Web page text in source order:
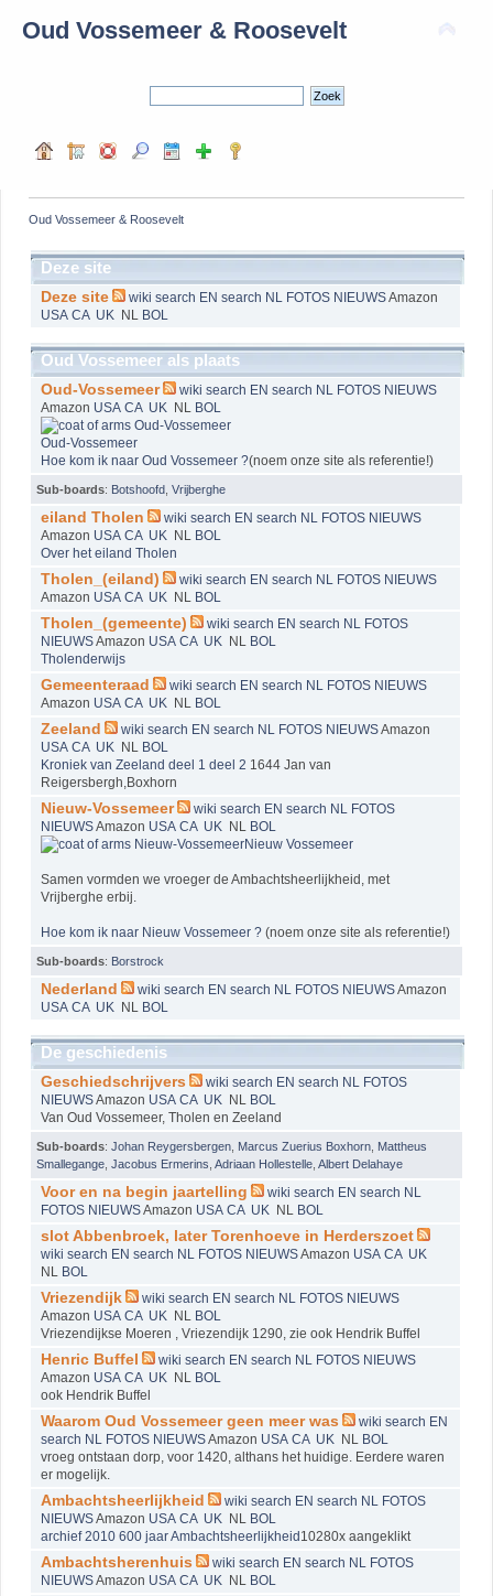
Oud Vossemeer & Roosevelt
Oud Vossemeer & Roosevelt
Deze site
Deze site wiki search EN search NL FOTOS NIEUWSAmazon
USA CA UK NL BOL
Oud Vossemeer als plaats
Oud-Vossemeer wiki search EN search NL FOTOS NIEUWS
Amazon USA CA UK NL BOL
Oud-Vossemeer
Hoe kom ik naar Oud Vossemeer ?(noem onze site als referentie!)
Sub-boards: Botshoofd Vrijberghe
eiland Tholen wiki search EN search NL FOTOS NIEUWS
Amazon USA CA UK NL BOL
Over het eiland Tholen
Tholen_(eiland) wiki search EN search NL FOTOS NIEUWS
Amazon USA CA UK NL BOL
Tholen_(gemeente) wiki search EN search NL FOTOS
NIEUWSAmazon USA CA UK NL BOL
Tholenderwijs
Gemeenteraad wiki search EN search NL FOTOS NIEUWS
Amazon USA CA UK NL BOL
Zeeland wiki search EN search NL FOTOS NIEUWSAmazon
USA CA UK NL BOL
Kroniek van Zeeland deel 1 deel 2 1644 Jan van
Reigersbergh,Boxhorn
Nieuw-Vossemeer wiki search EN search NL FOTOS
NIEUWSAmazon USA CA UK NL BOL
Nieuw Vossemeer
Samen vormden we vroeger de Ambachtsheerlijkheid, met
Vrijberghe erbij.
Hoe kom ik naar Nieuw Vossemeer ? (noem onze site als referentie!)
Sub-boards: Borstrock
Nederland wiki search EN search NL FOTOS NIEUWSAmazon
USA CA UK NL BOL
De geschiedenis
Geschiedschrijvers wiki search EN search NL FOTOS
NIEUWSAmazon USA CA UK NL BOL
Van Oud Vossemeer, Tholen en Zeeland
Sub-boards: Johan Reygersbergen Marcus Zuerius Boxhorn Mattheus
Smallegange Jacobus Ermerins Adriaan Hollestelle Albert Delahaye
Voor en na begin jaartelling wiki search EN search NL
FOTOS NIEUWSAmazon USA CA UK NL BOL
slot Abbenbroek, later Torenhoeve in Herderszoet
wiki search EN search NL FOTOS NIEUWSAmazon USA CA UK
NL BOL
Vriezendijk wiki search EN search NL FOTOS NIEUWS
Amazon USA CA UK NL BOL
Vriezendijkse Moeren , Vriezendijk 1290, zie ook Hendrik Buffel
Henric Buffel wiki search EN search NL FOTOS NIEUWS
Amazon USA CA UK NL BOL
ook Hendrik Buffel
Waarom Oud Vossemeer geen meer was wiki search EN
search NL FOTOS NIEUWSAmazon USA CA UK NL BOL
vroeg ontstaan dorp, voor 1420, althans het huidige. Eerdere waren
er mogelijk.
Ambachtsheerlijkheid wiki search EN search NL FOTOS
NIEUWSAmazon USA CA UK NL BOL
archief 2010 600 jaar Ambachtsheerlijkheid10280x aangeklikt
Ambachtsherenhuis wiki search EN search NL FOTOS
NIEUWSAmazon USA CA UK NL BOL